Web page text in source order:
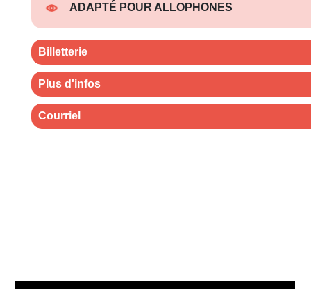
ADAPTÉ POUR ALLOPHONES
Billetterie
Plus d'infos
Courriel